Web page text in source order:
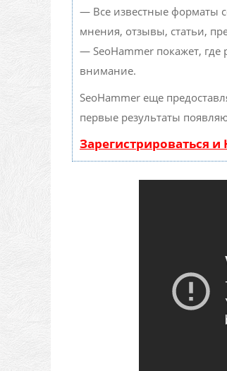
— Все известные форматы
мнения, отзывы, статьи,
— SeoHammer покажет, где
внимание.
SeoHammer еще
первые результаты
Зарегистрироваться